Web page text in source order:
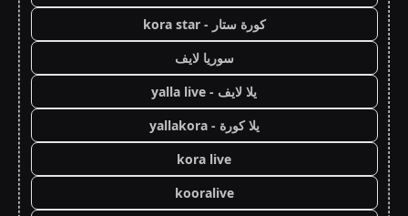
كورة ستار - kora star
سوريا لايف
يلا لايف - yalla live
يلا كورة - yallakora
kora live
kooralive